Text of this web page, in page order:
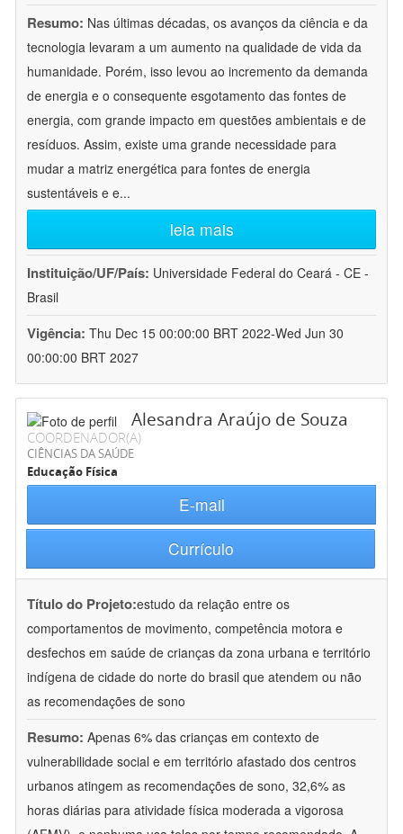
Resumo: Nas últimas décadas, os avanços da ciência e da
tecnologia levaram a um aumento na qualidade de vida da
humanidade. Porém, isso levou ao incremento da demanda
de energia e o consequente esgotamento das fontes de
energia, com grande impacto em questões ambientais e de
resíduos. Assim, existe uma grande necessidade para
mudar a matriz energética para fontes de energia
sustentáveis e e...
leia mais
Instituição/UF/País: Universidade Federal do Ceará - CE -
Brasil
Vigência: Thu Dec 15 00:00:00 BRT 2022-Wed Jun 30
00:00:00 BRT 2027
Alesandra Araújo de Souza
COORDENADOR(A)
CIÊNCIAS DA SAÚDE
Educação Física
E-mail
Currículo
Título do Projeto:estudo da relação entre os
comportamentos de movimento, competência motora e
desfechos em saúde de crianças da zona urbana e território
indígena de cidade do norte do brasil que atendem ou não
as recomendações de sono
Resumo: Apenas 6% das crianças em contexto de
vulnerabilidade social e em território afastado dos centros
urbanos atingem as recomendações de sono, 32,6% as
horas diárias para atividade física moderada a vigorosa